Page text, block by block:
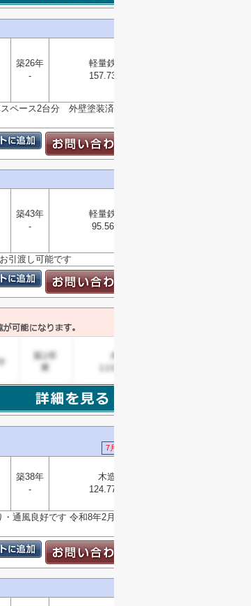
築26年
-
軽量鉄骨
157.73㎡
ース2台分 外壁塗装済み トイレ2
築43年
-
軽量鉄骨
95.56㎡
引渡し可能です
7月30日 値下げ
築38年
-
木造
124.77㎡
通風良好です 令和8年2月リフォーム